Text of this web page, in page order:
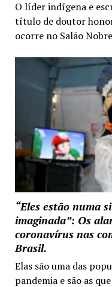
O líder indígena e
título de doutor
ocorre no Salão
“Eles estão numa
imaginada”: Os
coronavírus nas
Brasil.
Elas são uma das
pandemia e são as